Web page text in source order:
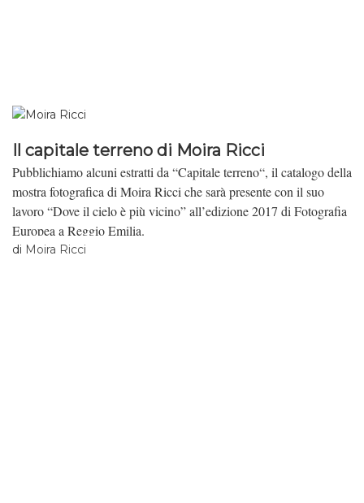
Il capitale terreno di Moira Ricci
Pubblichiamo alcuni estratti da “Capitale terreno“, il catalogo della
mostra fotografica di Moira Ricci che sarà presente con il suo
lavoro “Dove il cielo è più vicino” all’edizione 2017 di Fotografia
Europea a Reggio Emilia.
di Moira Ricci